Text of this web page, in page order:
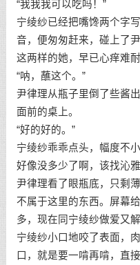
“我我我可以吃吗！”
宁绫纱已经把嘴馋两个字
音，便匆匆赶来，碰上了
这两样的她，早已心痒难耐
“呐，蘸这个。”
尹律理从瓶子里倒了些酱
面前的桌上。
“好的好的。”
宁绫纱乖乖点头，幅度不小
好像没多少了啊，该找沁雅
尹律理看了眼瓶底，只剩
不属于这里的东西。屏幕
多，现在同宁绫纱做爱又
宁绫纱小口地咬了表面，
口，就是要一啃再啃，直